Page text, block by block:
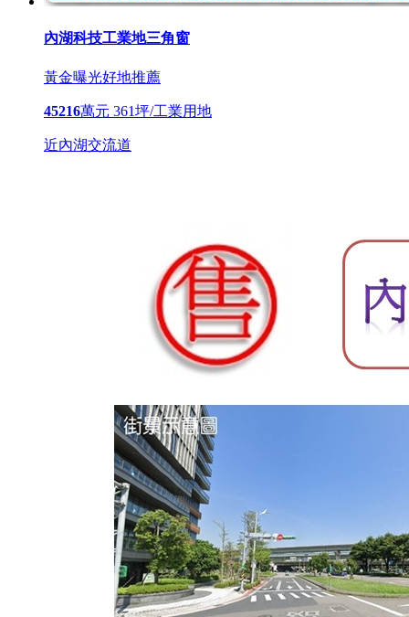
內湖科技工業地三角窗
黃金曝光好地推薦
45216萬元 361坪/工業用地
近內湖交流道